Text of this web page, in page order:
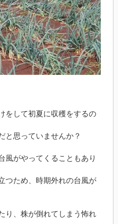
をして初夏に収穫をするの
と思っていませんか？
風がやってくることもあり
つため、時期外れの台風が
り、株が倒れてしまう怖れ